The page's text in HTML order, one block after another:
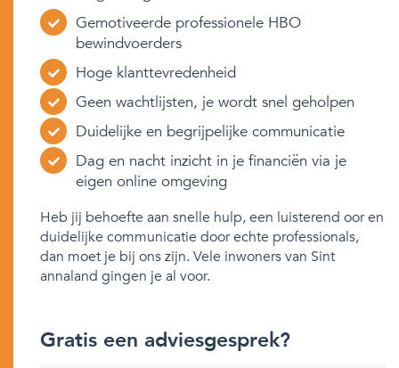
Gemotiveerde professionele HBO
bewindvoerders
Hoge klanttevredenheid
Geen wachtlijsten, je wordt snel geholpen
Duidelijke en begrijpelijke communicatie
Dag en nacht inzicht in je financiën via je
eigen online omgeving
Heb jij behoefte aan snelle hulp, een luisterend oor en
duidelijke communicatie door echte professionals,
dan moet je bij ons zijn. Vele inwoners van Sint
annaland gingen je al voor.
Gratis een adviesgesprek?